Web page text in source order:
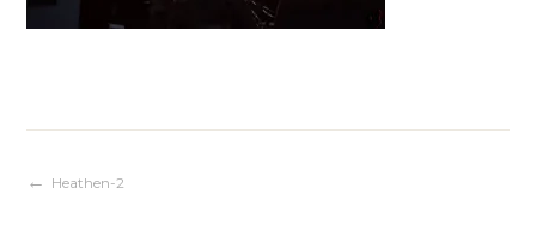
Navigation
Heathen-2